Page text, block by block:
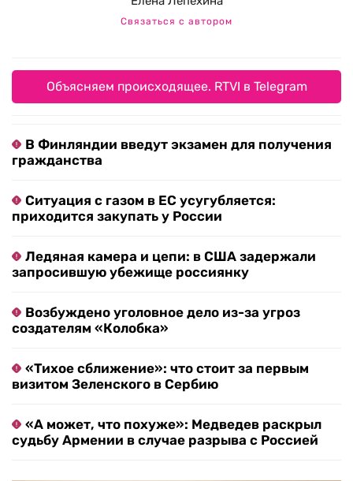
Связаться с автором
Объясняем происходящее. RTVI в Telegram
В Финляндии введут экзамен для получения
гражданства
Ситуация с газом в ЕС усугубляется:
приходится закупать у России
Ледяная камера и цепи: в США задержали
запросившую убежище россиянку
Возбуждено уголовное дело из-за угроз
создателям «Колобка»
«Тихое сближение»: что стоит за первым
визитом Зеленского в Сербию
«А может, что похуже»: Медведев раскрыл
судьбу Армении в случае разрыва с Россией